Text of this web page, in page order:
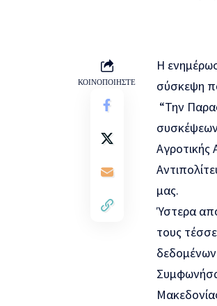
ΚΟΙΝΟΠΟΙΗΣΤΕ
Η
σύσκεψη
“Την
συσκέψεων
Αγροτικής
μας.
Ύστερα
τους
δεδομένων